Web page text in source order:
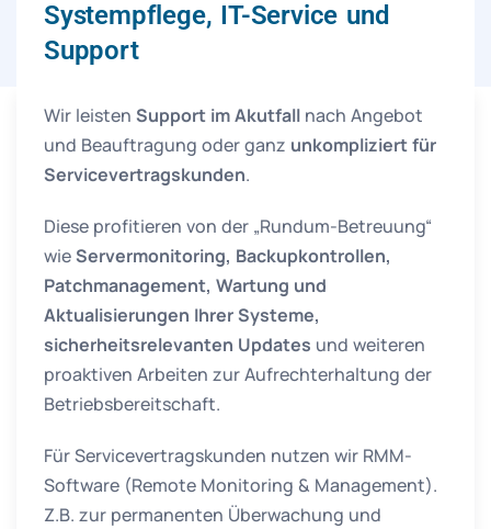
Systempflege, IT-Service und
Support
Wir leisten Support im Akutfall nach Angebot
und Beauftragung oder ganz unkompliziert für
Servicevertragskunden.
Diese profitieren von der „Rundum-Betreuung“
wie Servermonitoring, Backupkontrollen,
Patchmanagement, Wartung und
Aktualisierungen Ihrer Systeme,
sicherheitsrelevanten Updates und weiteren
proaktiven Arbeiten zur Aufrechterhaltung der
Betriebsbereitschaft.
Für Servicevertragskunden nutzen wir RMM-
Software (Remote Monitoring & Management).
Z.B. zur permanenten Überwachung und